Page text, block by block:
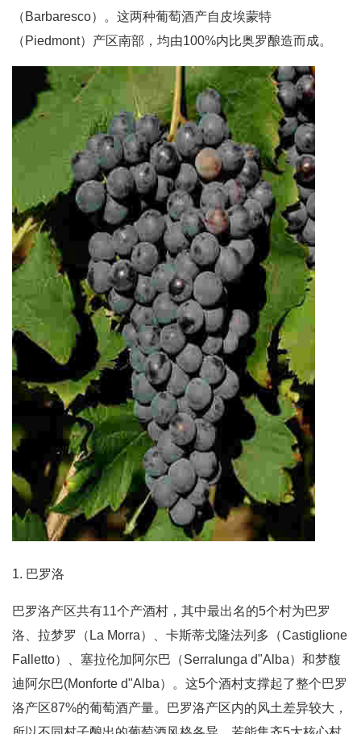
（Barbaresco）。这两种葡萄酒产自皮埃蒙特
（Piedmont）产区南部，均由100%内比奥罗酿造而成。
1. 巴罗洛
巴罗洛产区共有11个产酒村，其中最出名的5个村为巴罗
洛、拉梦罗（La Morra）、卡斯蒂戈隆法列多（Castiglione
Falletto）、塞拉伦加阿尔巴（Serralunga d"Alba）和梦馥
迪阿尔巴(Monforte d"Alba）。这5个酒村支撑起了整个巴罗
洛产区87%的葡萄酒产量。巴罗洛产区内的风土差异较大，